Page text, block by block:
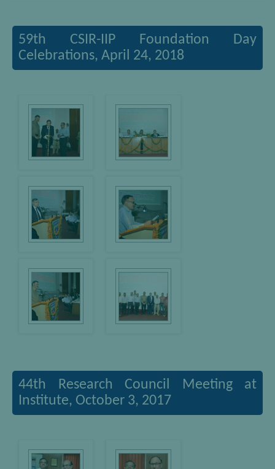
59th CSIR-IIP Foundation Day
Celebrations, April 24, 2018
44th Research Council Meeting at
Institute, October 3, 2017